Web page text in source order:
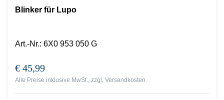
Blinker für Lupo
Art.-Nr.: 6X0 953 050 G
€ 45,99
Alle Preise inklusive MwSt., zzgl. Versandkosten